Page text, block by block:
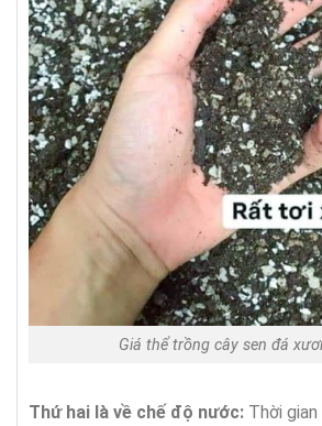
Giá thể trồng cây sen đá
Thứ hai là về chế độ nước: Thời